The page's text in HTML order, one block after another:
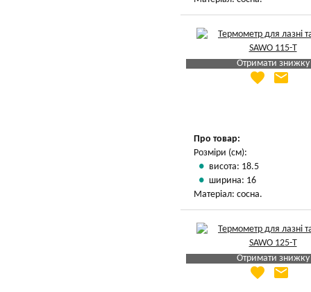
Отримати знижку
Яка Ваша ціна
favorite email
Про товар:
Розміри (см):
висота: 18.5
ширина: 16
Матеріал: сосна.
Отримати знижку
Яка Ваша ціна
favorite email